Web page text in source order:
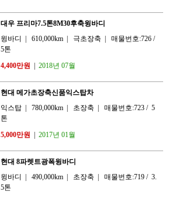
대우 프리마7.5톤8M30후축윙바디
윙바디 | 610,000km | 극초장축 | 매물번호:726 /
5톤
4,400만원 | 2018년 07월
현대 메가초장축신품익스탑차
익스탑 | 780,000km | 초장축 | 매물번호:723 / 5
톤
5,000만원 | 2017년 01월
현대 8파렛트광폭윙바디
윙바디 | 490,000km | 초장축 | 매물번호:719 / 3.
5톤